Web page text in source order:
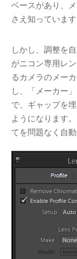
ベースがあり、
さえ知っています
しかし、調整を
がニコン専用レ
るカメラのメー
し、「メーカー
で、ギャップを
ようになります
てを問題なく自